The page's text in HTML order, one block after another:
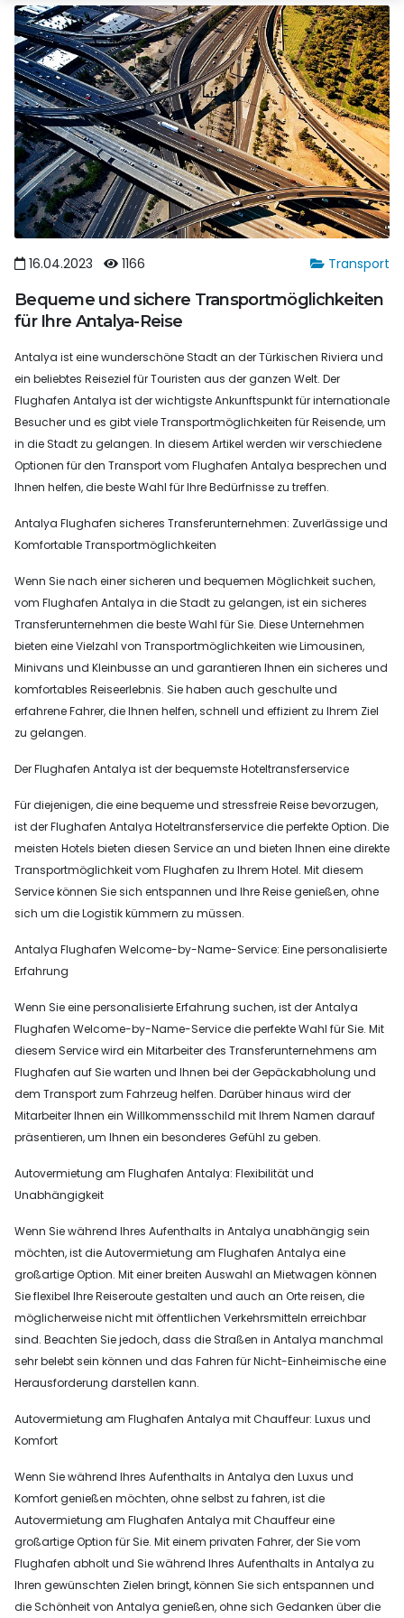
Transport
16.04.2023 1166
Bequeme und sichere Transportmöglichkeiten
für Ihre Antalya-Reise
Antalya ist eine wunderschöne Stadt an der Türkischen Riviera und
ein beliebtes Reiseziel für Touristen aus der ganzen Welt. Der
Flughafen Antalya ist der wichtigste Ankunftspunkt für internationale
Besucher und es gibt viele Transportmöglichkeiten für Reisende, um
in die Stadt zu gelangen. In diesem Artikel werden wir verschiedene
Optionen für den Transport vom Flughafen Antalya besprechen und
Ihnen helfen, die beste Wahl für Ihre Bedürfnisse zu treffen.
Antalya Flughafen sicheres Transferunternehmen: Zuverlässige und
Komfortable Transportmöglichkeiten
Wenn Sie nach einer sicheren und bequemen Möglichkeit suchen,
vom Flughafen Antalya in die Stadt zu gelangen, ist ein sicheres
Transferunternehmen die beste Wahl für Sie. Diese Unternehmen
bieten eine Vielzahl von Transportmöglichkeiten wie Limousinen,
Minivans und Kleinbusse an und garantieren Ihnen ein sicheres und
komfortables Reiseerlebnis. Sie haben auch geschulte und
erfahrene Fahrer, die Ihnen helfen, schnell und effizient zu Ihrem Ziel
zu gelangen.
Der Flughafen Antalya ist der bequemste Hoteltransferservice
Für diejenigen, die eine bequeme und stressfreie Reise bevorzugen,
ist der Flughafen Antalya Hoteltransferservice die perfekte Option. Die
meisten Hotels bieten diesen Service an und bieten Ihnen eine direkte
Transportmöglichkeit vom Flughafen zu Ihrem Hotel. Mit diesem
Service können Sie sich entspannen und Ihre Reise genießen, ohne
sich um die Logistik kümmern zu müssen.
Antalya Flughafen Welcome-by-Name-Service: Eine personalisierte
Erfahrung
Wenn Sie eine personalisierte Erfahrung suchen, ist der Antalya
Flughafen Welcome-by-Name-Service die perfekte Wahl für Sie. Mit
diesem Service wird ein Mitarbeiter des Transferunternehmens am
Flughafen auf Sie warten und Ihnen bei der Gepäckabholung und
dem Transport zum Fahrzeug helfen. Darüber hinaus wird der
Mitarbeiter Ihnen ein Willkommensschild mit Ihrem Namen darauf
präsentieren, um Ihnen ein besonderes Gefühl zu geben.
Autovermietung am Flughafen Antalya: Flexibilität und
Unabhängigkeit
Wenn Sie während Ihres Aufenthalts in Antalya unabhängig sein
möchten, ist die Autovermietung am Flughafen Antalya eine
großartige Option. Mit einer breiten Auswahl an Mietwagen können
Sie flexibel Ihre Reiseroute gestalten und auch an Orte reisen, die
möglicherweise nicht mit öffentlichen Verkehrsmitteln erreichbar
sind. Beachten Sie jedoch, dass die Straßen in Antalya manchmal
sehr belebt sein können und das Fahren für Nicht-Einheimische eine
Herausforderung darstellen kann.
Autovermietung am Flughafen Antalya mit Chauffeur: Luxus und
Komfort
Wenn Sie während Ihres Aufenthalts in Antalya den Luxus und
Komfort genießen möchten, ohne selbst zu fahren, ist die
Autovermietung am Flughafen Antalya mit Chauffeur eine
großartige Option für Sie. Mit einem privaten Fahrer, der Sie vom
Flughafen abholt und Sie während Ihres Aufenthalts in Antalya zu
Ihren gewünschten Zielen bringt, können Sie sich entspannen und
die Schönheit von Antalya genießen, ohne sich Gedanken über die